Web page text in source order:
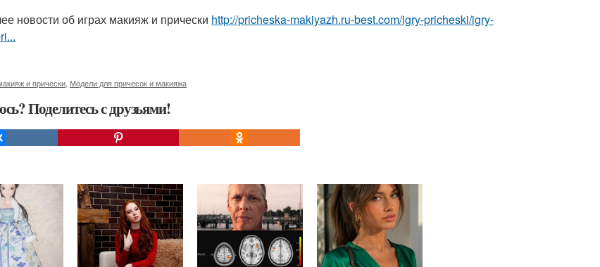
новости об играх макияж и прически http://pricheska-makiyazh.ru-best.com/igry-pricheski/igry-
и прически Модели для причесок и макияжа
Поделитесь с друзьями!